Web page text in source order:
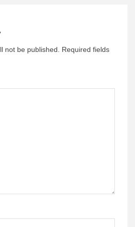
not be published. Required fields